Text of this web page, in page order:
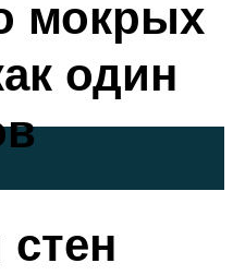
мокрых
один